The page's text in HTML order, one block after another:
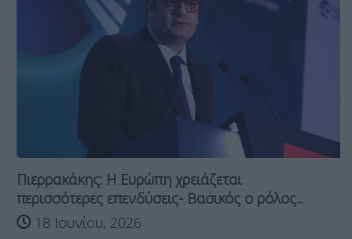
Πιερρακάκης: H Ευρώπη χρειάζεται
περισσότερες επενδύσεις- Βασικός o ρόλος...
18 Ιουνίου, 2026